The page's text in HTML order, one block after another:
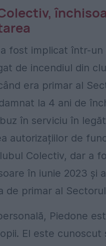
fost implicat într-un
de incendiul din
era primar al
la 4 ani de
în serviciu în
autorizațiilor de
Colectiv, dar a
în iunie 2023 și
de primar al
Piedone
El este cunoscut